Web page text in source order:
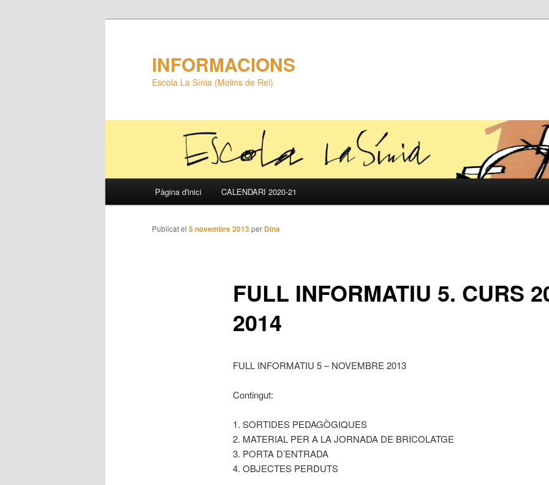
INFORMACIONS
Escola La Sínia (Molins de Rei)
Aneu
al
Pàgina d'inici CALENDARI 2020-21
FULL INFORMATIU 5. CURS
2014
Publicat el 5 novembre 2013per Dina
FULL INFORMATIU 5 – NOVEMBRE 2013
Contingut:
1. SORTIDES PEDAGÒGIQUES
2. MATERIAL PER A LA JORNADA DE BRICOLATGE
3. PORTA D’ENTRADA
4. OBJECTES PERDUTS